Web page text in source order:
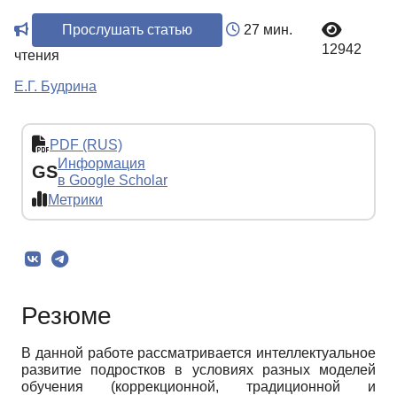
Прослушать статью
27 мин.
чтения
12942
Е.Г. Будрина
PDF (RUS)
GSИнформация
в Google Scholar
Метрики
Резюме
В данной работе рассматривается интеллектуальное
развитие подростков в условиях разных моделей
обучения (коррекционной, традиционной и